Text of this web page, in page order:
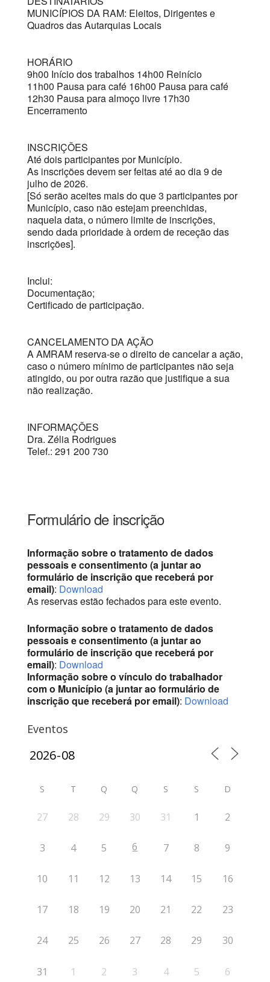
MUNICÍPIOS DA RAM: Eleitos, Dirigentes e
Quadros das Autarquias Locais
HORÁRIO
9h00 Início dos trabalhos 14h00 Reinício
11h00 Pausa para café 16h00 Pausa para café
12h30 Pausa para almoço livre 17h30
Encerramento
INSCRIÇÕES
Até dois participantes por Município.
As inscrições devem ser feitas até ao dia 9 de
julho de 2026.
[Só serão aceites mais do que 3 participantes por
Município, caso não estejam preenchidas,
naquela data, o número limite de inscrições,
sendo dada prioridade à ordem de receção das
inscrições].
Inclui:
Documentação;
Certificado de participação.
CANCELAMENTO DA AÇÃO
A AMRAM reserva-se o direito de cancelar a ação,
caso o número mínimo de participantes não seja
atingido, ou por outra razão que justifique a sua
não realização.
INFORMAÇÕES
Dra. Zélia Rodrigues
Telef.: 291 200 730
Formulário de inscrição
Informação sobre o tratamento de dados
pessoais e consentimento (a juntar ao
formulário de inscrição que receberá por
email): Download
As reservas estão fechados para este evento.
Informação sobre o tratamento de dados
pessoais e consentimento (a juntar ao
formulário de inscrição que receberá por
email): Download
Informação sobre o vínculo do trabalhador
com o Município (a juntar ao formulário de
inscrição que receberá por email): Download
Eventos
S T Q Q S S D
27 28 29 30 31 1 2
3 4 5 6 7 8 9
10 11 12 13 14 15 16
17 18 19 20 21 22 23
24 25 26 27 28 29 30
31 1 2 3 4 5 6